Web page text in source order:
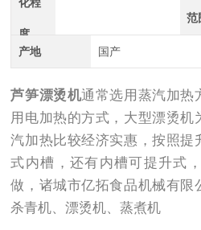
度
范
产地 国产
芦笋漂烫机通常选用蒸汽加热
用电加热的方式，大型漂烫机
汽加热比较经济实惠，按照提
式内槽，还有内槽可提升式
做，诸城市亿拓食品机械有限
杀青机、漂烫机、蒸煮机